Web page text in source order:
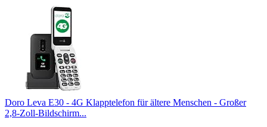
Doro Leva E30 - 4G Klapptelefon für ältere Menschen - Großer
2,8-Zoll-Bildschirm...